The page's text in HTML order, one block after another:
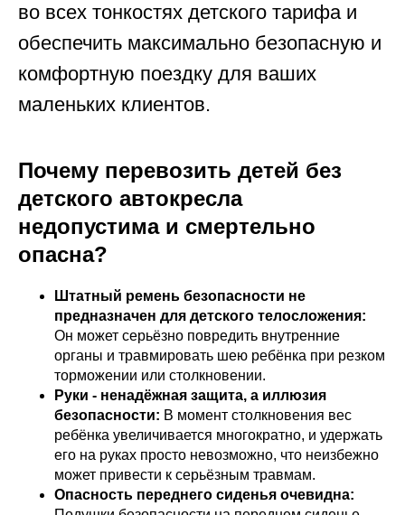
во всех тонкостях детского тарифа и
обеспечить максимально безопасную и
комфортную поездку для ваших
маленьких клиентов.
Почему перевозить детей без
детского автокресла
недопустима и смертельно
опасна?
Штатный ремень безопасности не
предназначен для детского телосложения:
Он может серьёзно повредить внутренние
органы и травмировать шею ребёнка при резком
торможении или столкновении.
Руки - ненадёжная защита, а иллюзия
безопасности: В момент столкновения вес
ребёнка увеличивается многократно, и удержать
его на руках просто невозможно, что неизбежно
может привести к серьёзным травмам.
Опасность переднего сиденья очевидна: